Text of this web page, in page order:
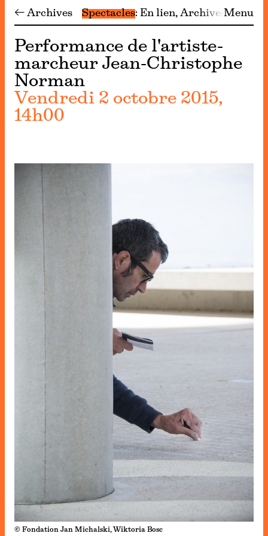
← Archives Spectacles En lien ArchivesMenu
Performance de l'artiste-
marcheur Jean-Christophe
Norman
Vendredi 2 octobre 2015,
14h00
© Fondation Jan Michalski, Wiktoria Bosc